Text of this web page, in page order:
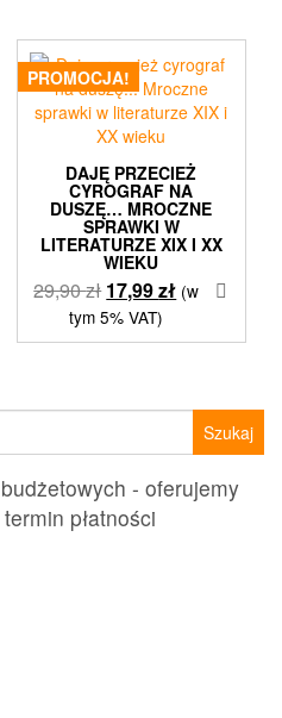
PROMOCJA!
DAJĘ PRZECIEŻ
CYROGRAF NA
DUSZĘ… MROCZNE
SPRAWKI W
LITERATURZE XIX I XX
WIEKU
29,90zł Pierwotna
cena
wynosiła:
17,99złAktualna
wynosi:
(w
tym 5% VAT)
- oferujemy
płatności